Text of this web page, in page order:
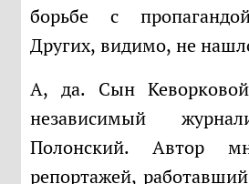
борьбе с
Других, видимо, не
А, да. Сын Кеворковой – известный
независимый
Полонский. Автор
репортажей,